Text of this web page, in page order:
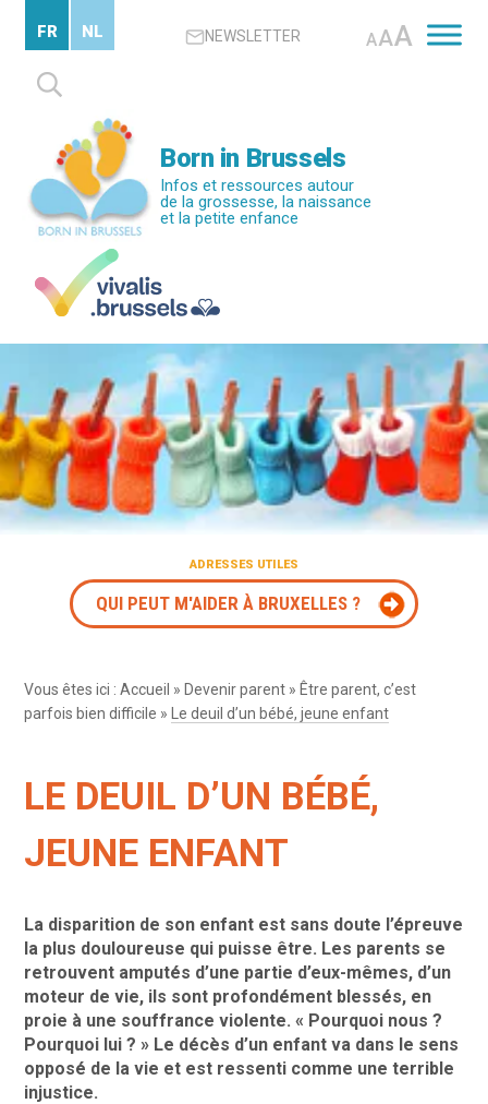
contenu
principal
NEWSLETTER AAA
Rechercher :
FR NL
Born in Brussels
Infos et ressources autour
de la grossesse, la naissance
et la petite enfance
ADRESSES UTILES
QUI PEUT M'AIDER À BRUXELLES ?
Vous êtes ici :Accueil » Devenir parent » Être parent, c’est
parfois bien difficile » Le deuil d’un bébé, jeune enfant
LE DEUIL D’UN BÉBÉ,
JEUNE ENFANT
La disparition de son enfant est sans doute l’épreuve
la plus douloureuse qui puisse être. Les parents se
retrouvent amputés d’une partie d’eux-mêmes, d’un
moteur de vie, ils sont profondément blessés, en
proie à une souffrance violente. « Pourquoi nous ?
Pourquoi lui ? » Le décès d’un enfant va dans le sens
opposé de la vie et est ressenti comme une terrible
injustice.